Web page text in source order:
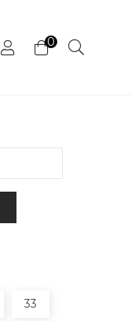
0
33